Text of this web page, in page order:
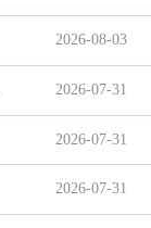
2026-08-03
2026-07-31
2026-07-31
2026-07-31